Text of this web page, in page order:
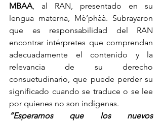
MBAA , al RAN, presentado en su
lengua materna, Mè’phàà. Subrayaron
que es responsabilidad del RAN
encontrar intérpretes que comprendan
adecuadamente el contenido y la
relevancia de su derecho
consuetudinario, que puede perder su
significado cuando se traduce o se lee
por quienes no son indígenas.
“Esperamos que los nuevos